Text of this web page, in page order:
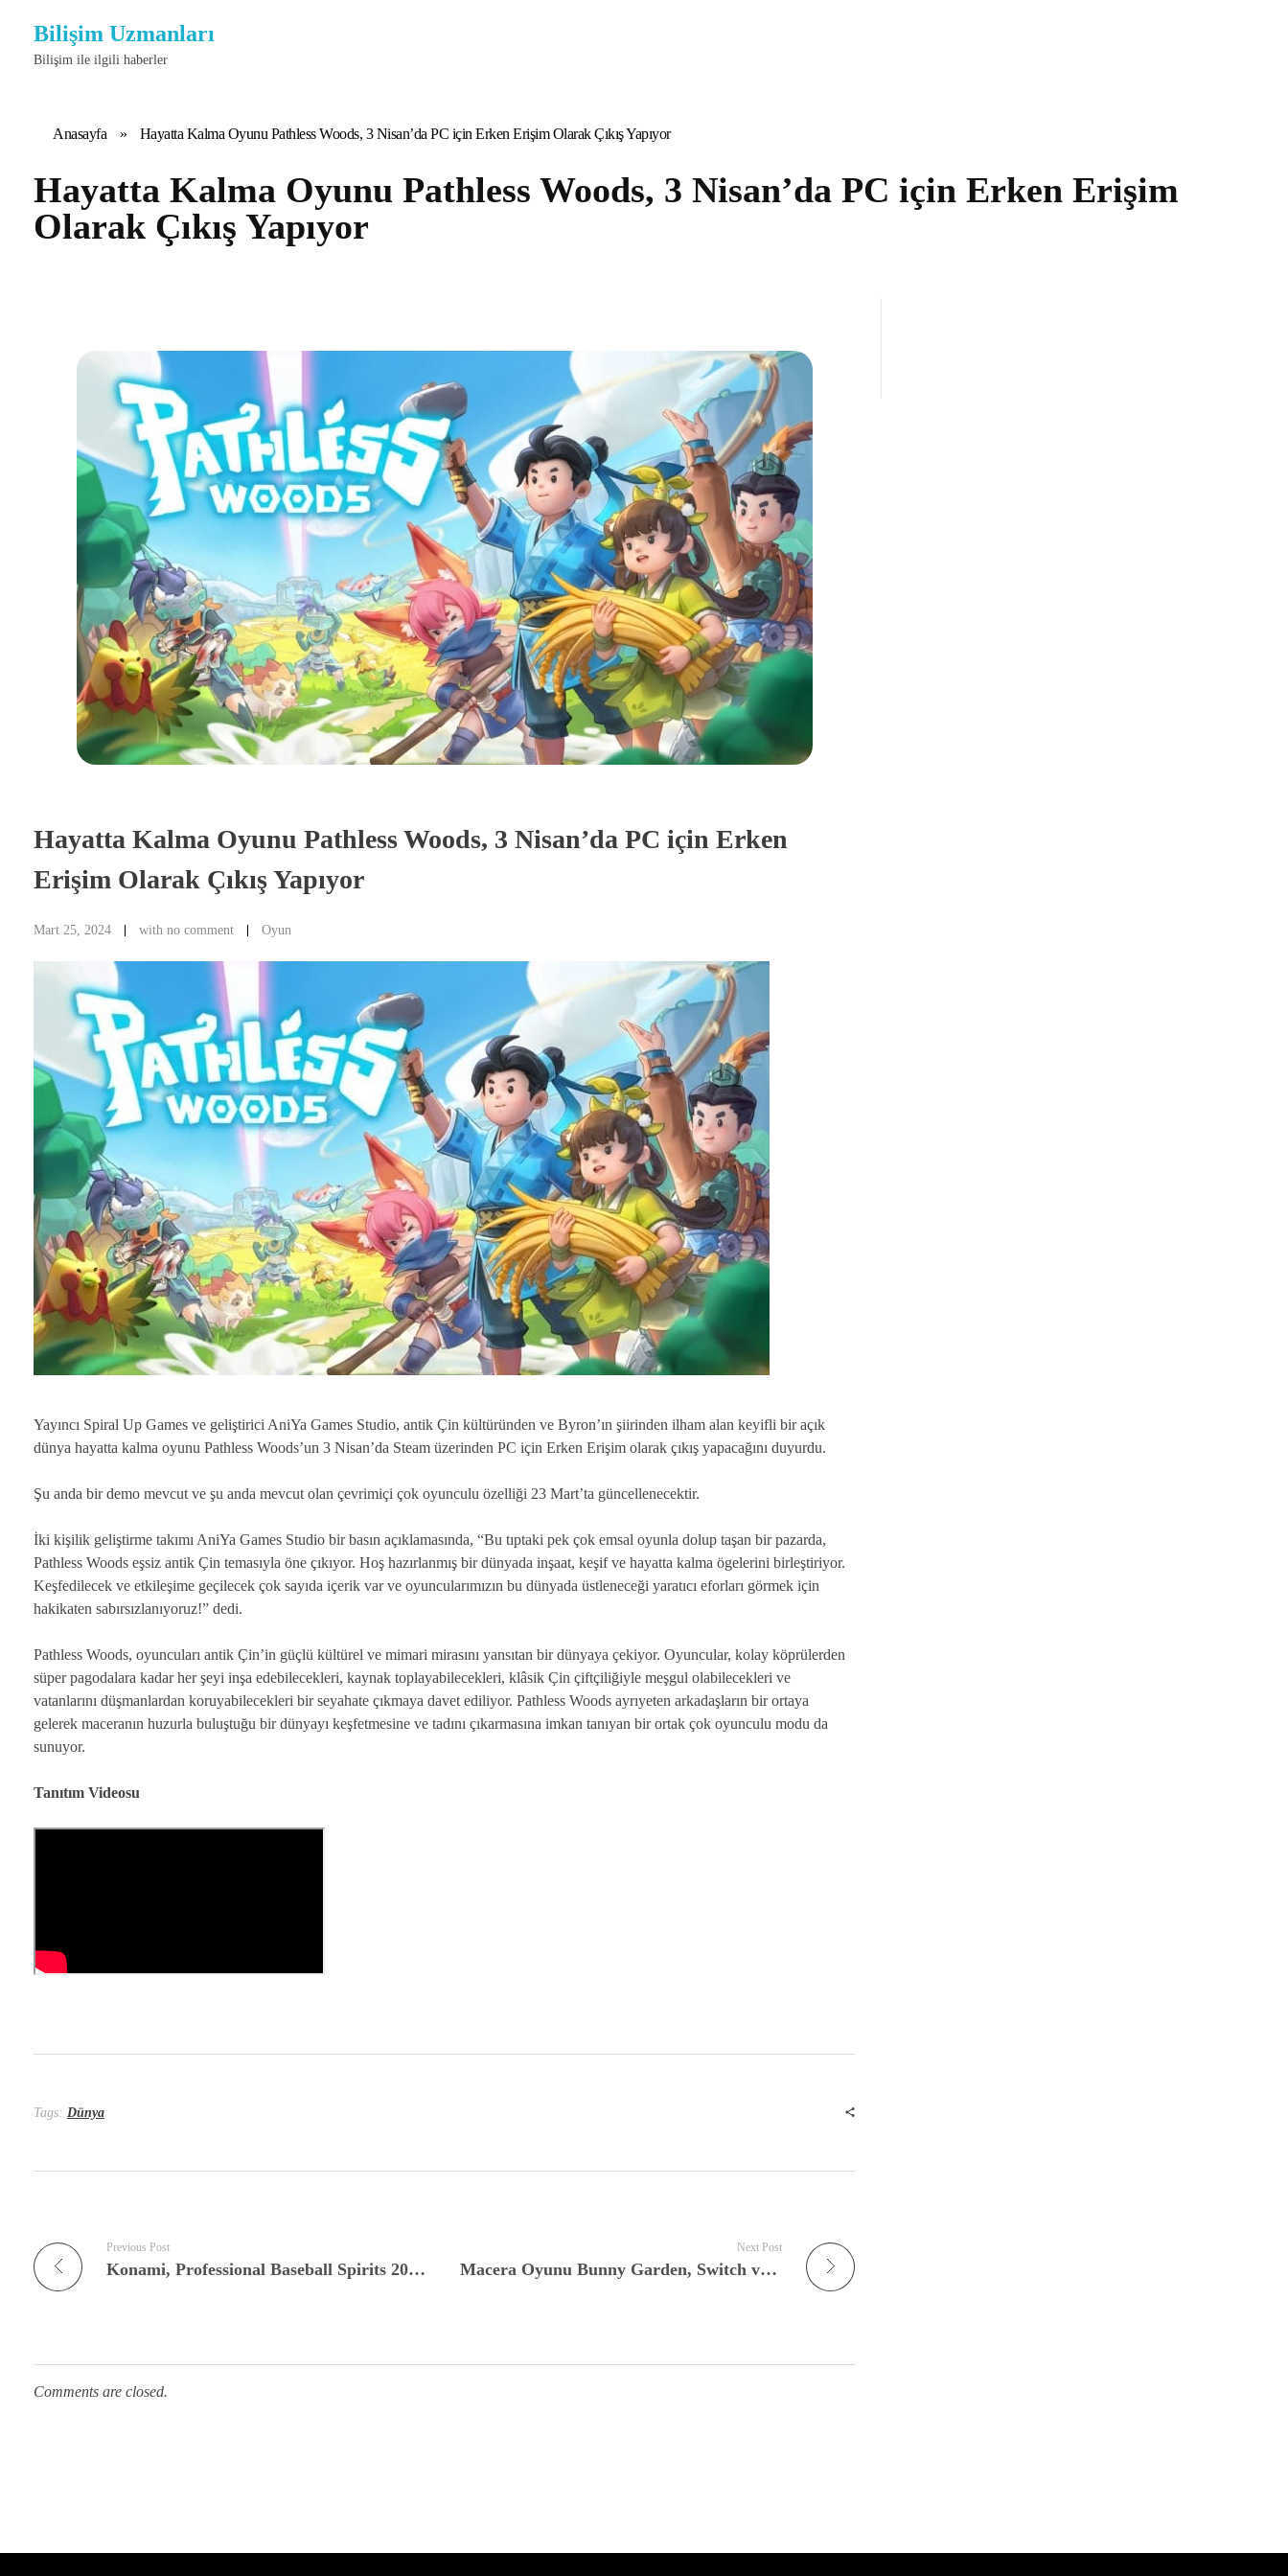
Bilişim Uzmanları
Bilişim ile ilgili haberler
Anasayfa » Hayatta Kalma Oyunu Pathless Woods, 3 Nisan’da PC için Erken Erişim Olarak Çıkış Yapıyor
Hayatta Kalma Oyunu Pathless Woods, 3 Nisan’da PC için Erken Erişim
Olarak Çıkış Yapıyor
Hayatta Kalma Oyunu Pathless Woods, 3 Nisan’da PC için Erken
Erişim Olarak Çıkış Yapıyor
Mart 25, 2024 with no comment Oyun
Yayıncı Spiral Up Games ve geliştirici AniYa Games Studio, antik Çin kültüründen ve Byron’ın şiirinden ilham alan keyifli bir açık
dünya hayatta kalma oyunu Pathless Woods’un 3 Nisan’da Steam üzerinden PC için Erken Erişim olarak çıkış yapacağını duyurdu.
Şu anda bir demo mevcut ve şu anda mevcut olan çevrimiçi çok oyunculu özelliği 23 Mart’ta güncellenecektir.
İki kişilik geliştirme takımı AniYa Games Studio bir basın açıklamasında, “Bu tıptaki pek çok emsal oyunla dolup taşan bir pazarda,
Pathless Woods eşsiz antik Çin temasıyla öne çıkıyor. Hoş hazırlanmış bir dünyada inşaat, keşif ve hayatta kalma ögelerini birleştiriyor.
Keşfedilecek ve etkileşime geçilecek çok sayıda içerik var ve oyuncularımızın bu dünyada üstleneceği yaratıcı eforları görmek için
hakikaten sabırsızlanıyoruz!” dedi.
Pathless Woods, oyuncuları antik Çin’in güçlü kültürel ve mimari mirasını yansıtan bir dünyaya çekiyor. Oyuncular, kolay köprülerden
süper pagodalara kadar her şeyi inşa edebilecekleri, kaynak toplayabilecekleri, klâsik Çin çiftçiliğiyle meşgul olabilecekleri ve
vatanlarını düşmanlardan koruyabilecekleri bir seyahate çıkmaya davet ediliyor. Pathless Woods ayrıyeten arkadaşların bir ortaya
gelerek maceranın huzurla buluştuğu bir dünyayı keşfetmesine ve tadını çıkarmasına imkan tanıyan bir ortak çok oyunculu modu da
sunuyor.
Tanıtım Videosu
Tags: Dünya
Previous Post
Konami, Professional Baseball Spirits 2024-2025 PS5 ve PC için Duyurdu
Next Post
Macera Oyunu Bunny Garden, Switch ve PC için Çıkıyor
Comments are closed.